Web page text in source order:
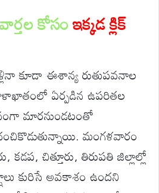
కోసంఇక్కడ క్లిక్
కూడా ఈశాన్య రుతుపవనాల
ఏర్పడిన ఉపరితల
మారనుండటంతో
మంగళవారం
కడప, చిత్తూరు, తిరుపతి జిల్లాల్లో
కురిసే అవకాశం ఉందని